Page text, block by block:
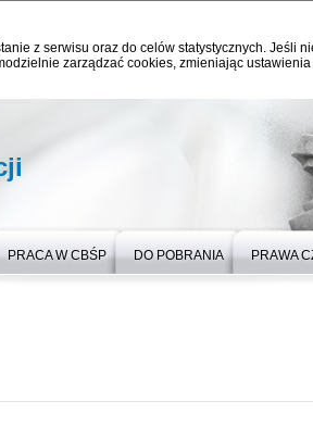
z serwisu oraz do celów statystycznych. Jeśli
zarządzać cookies, zmieniając
PRACA W CBŚP DO POBRANIA PRAWA